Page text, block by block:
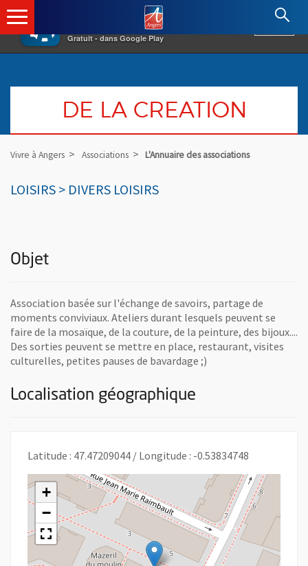
×
Gratuit - dans Google Play
Angers.fr : Retour à l'accueil
DE LA CREATION
Vivre à Angers Associations L'Annuaire des associations
LOISIRS > DIVERS LOISIRS
Objet
Association basée sur l'échange de savoirs, partage de
moments conviviaux. Ateliers durant lesquels peuvent se
faire de la mosaïque, de la couture, de la peinture, des bijoux....
Des sorties peuvent se mettre en place, restaurant, visites
culturelles, petites pauses de bavardage ;)
Localisation géographique
Latitude : 47.47209044 / Longitude : -0.53834748
+
−